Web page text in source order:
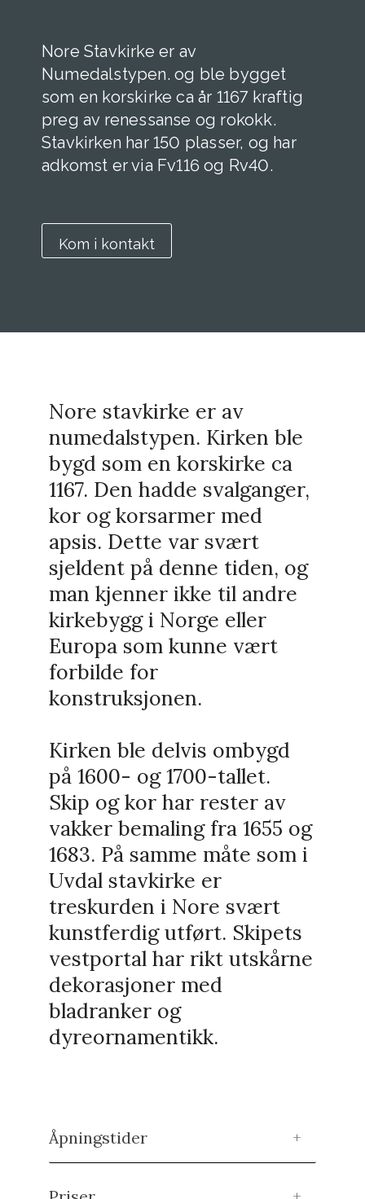
Nore Stavkirke er av
Numedalstypen. og ble bygget
som en korskirke ca år 1167 kraftig
preg av renessanse og rokokk.
Stavkirken har 150 plasser, og har
adkomst er via Fv116 og Rv40.
Kom i kontakt
Nore stavkirke er av
numedalstypen. Kirken ble
bygd som en korskirke ca
1167. Den hadde svalganger,
kor og korsarmer med
apsis. Dette var svært
sjeldent på denne tiden, og
man kjenner ikke til andre
kirkebygg i Norge eller
Europa som kunne vært
forbilde for
konstruksjonen.
Kirken ble delvis ombygd
på 1600- og 1700-tallet.
Skip og kor har rester av
vakker bemaling fra 1655 og
1683. På samme måte som i
Uvdal stavkirke er
treskurden i Nore svært
kunstferdig utført. Skipets
vestportal har rikt utskårne
dekorasjoner med
bladranker og
dyreornamentikk.
Åpningstider